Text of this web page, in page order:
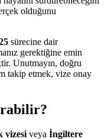
olduğunu
sürecine dair
gerektiğine emin
Unutmayın, doğru
takip etmek, vize onay
vizesiveya İngiltere